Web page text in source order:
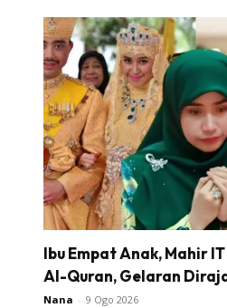
Ibu Empat Anak, Mahir
Al-Quran, Gelaran
Nana - 9 Ogo 2026